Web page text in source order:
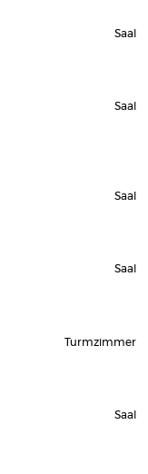
Saal
Saal
Saal
Saal
Turmzimmer
Saal